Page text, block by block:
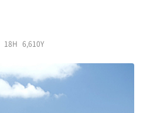
18H 6,610Y